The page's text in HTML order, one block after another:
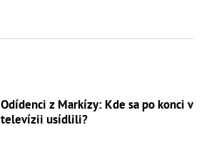
Odídenci z Markízy: Kde sa po konci v
televízii usídlili?